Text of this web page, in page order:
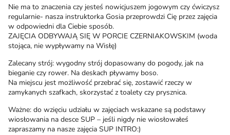
Nie ma to znaczenia czy jesteś nowicjuszem jogowym czy ćwiczysz
regularnie- nasza instruktorka Gosia przeprowdzi Cię przez zajęcia
w odpowiedni dla Ciebie sposób.
ZAJĘCIA ODBYWAJĄ SIĘ W PORCIE CZERNIAKOWSKIM (woda
stojąca, nie wypływamy na Wisłę)
Zalecany strój: wygodny strój dopasowany do pogody, jak na
bieganie czy rower. Na deskach pływamy boso.
Na miejscu jest możliwość przebrać się, zostawić rzeczy w
zamykanych szafkach, skorzystać z toalety czy prysznica.
Ważne: do wzięciu udziału w zajęciach wskazane są podstawy
wiosłowania na desce SUP – jeśli nigdy nie wiosłowałeś
zapraszamy na nasze zajęcia SUP INTRO:)